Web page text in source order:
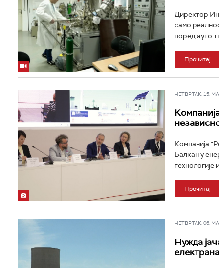
Директор
само
поред ауто-
Прочитај
ЧЕТВРТАК, 15.
Компанија
Балкан у
технологије
Прочитај
ЧЕТВРТАК, 06.
Нужда